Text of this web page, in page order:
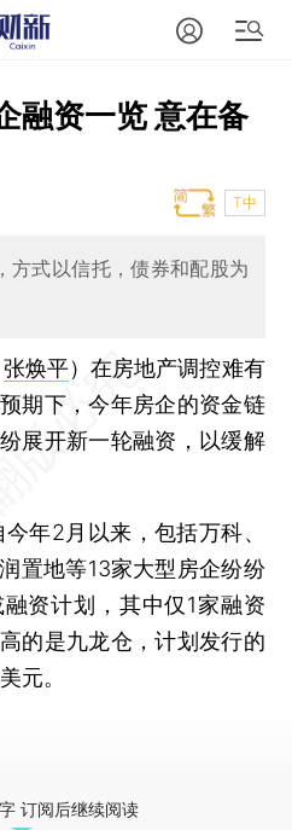
融资一览 意在备
T中
方式以信托，债券和配股为
张焕平） 在房地产调控难有
期下，今年房企的资金链
展开新一轮融资，以缓解
2月以来，包括万科、
置地等13家大型房企纷纷
资计划，其中仅1家融资
的是九龙仓，计划发行的
元。
订阅后继续阅读